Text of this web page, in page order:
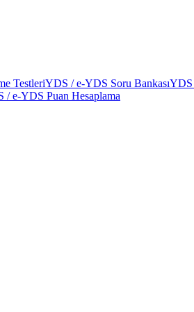
TestleriYDS / e-YDS Soru BankasıYDS
/ e-YDS Puan Hesaplama